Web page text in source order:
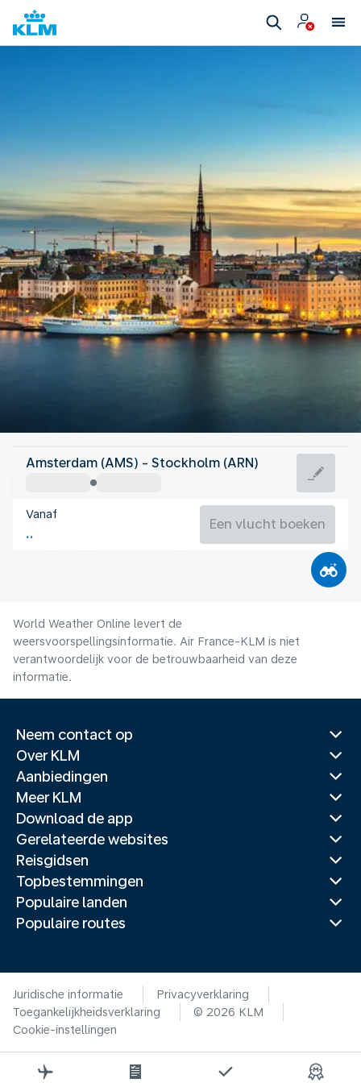
Zweden
Stockholm
Zweden
Vluchttijd
Amsterdam (AMS) - Stockholm (ARN)
Vanaf
Een vlucht boeken
World Weather Online levert de
weersvoorspellingsinformatie. Air France-KLM is niet
verantwoordelijk voor de betrouwbaarheid van deze
informatie.
Neem contact op
Over KLM
Aanbiedingen
Meer KLM
Download de app
Gerelateerde websites
Reisgidsen
Topbestemmingen
Populaire landen
Populaire routes
Juridische informatie
Privacyverklaring
Toegankelijkheidsverklaring
© 2026 KLM
Cookie-instellingen